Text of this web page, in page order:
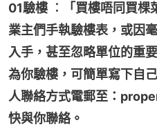
01驗樓 ︰「買樓唔同買棵
業主們手執驗樓表，或因
入手，甚至忽略單位的重
為你驗樓，可簡單寫下自
人聯絡方式電郵至：
快與你聯絡。